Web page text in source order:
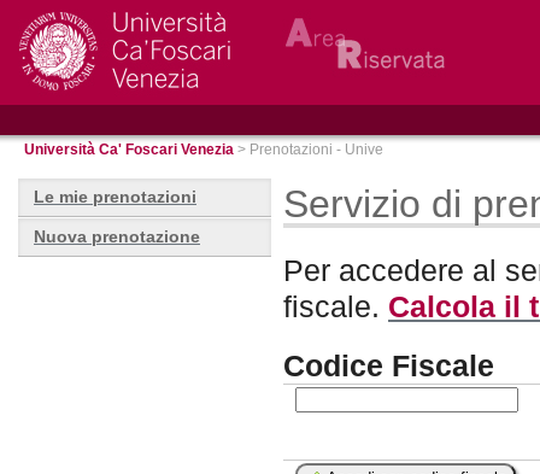
Università Ca' Foscari Venezia > Prenotazioni - Unive
Le mie prenotazioni
Nuova prenotazione
Servizio di
Per accedere al
fiscale. Calcola il
Codice Fiscale